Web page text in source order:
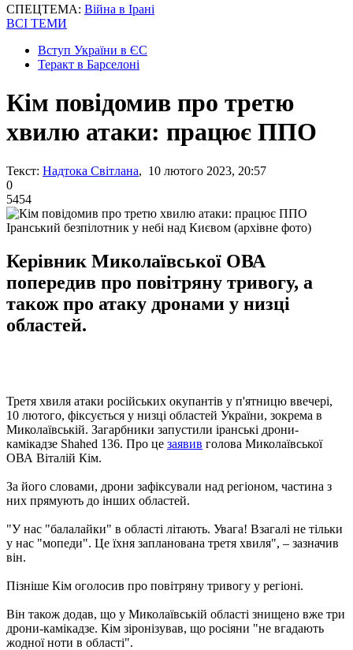
СПЕЦТЕМА: Війна в Ірані
ВСІ ТЕМИ
Вступ України в ЄС
Теракт в Барселоні
Кім повідомив про третю
хвилю атаки: працює ППО
Текст: Надтока Світлана, 10 лютого 2023, 20:57
0
5454
Іранський безпілотник у небі над Києвом (архівне фото)
Керівник Миколаївської ОВА
попередив про повітряну тривогу, а
також про атаку дронами у низці
областей.
Третя хвиля атаки російських окупантів у п'ятницю ввечері,
10 лютого, фіксується у низці областей України, зокрема в
Миколаївській. Загарбники запустили іранські дрони-
камікадзе Shahed 136. Про це заявив голова Миколаївської
ОВА Віталій Кім.
За його словами, дрони зафіксували над регіоном, частина з
них прямують до інших областей.
"У нас "балалайки" в області літають. Увага! Взагалі не тільки
у нас "мопеди". Це їхня запланована третя хвиля", – зазначив
він.
Пізніше Кім оголосив про повітряну тривогу у регіоні.
Він також додав, що у Миколаївській області знищено вже три
дрони-камікадзе. Кім зіронізував, що росіяни "не вгадають
жодної ноти в області".